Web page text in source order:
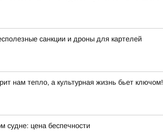
санкции и дроны для картелей
нам тепло, а культурная жизнь бьет ключом!
судне: цена беспечности